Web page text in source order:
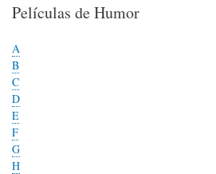
Películas de Humor
A
B
C
D
E
F
G
H